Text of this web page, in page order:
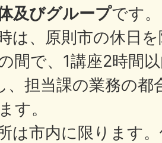
及びグループです。
は、原則市の休日
間で、1講座2時間
、担当課の業務の都
す。
は市内に限ります